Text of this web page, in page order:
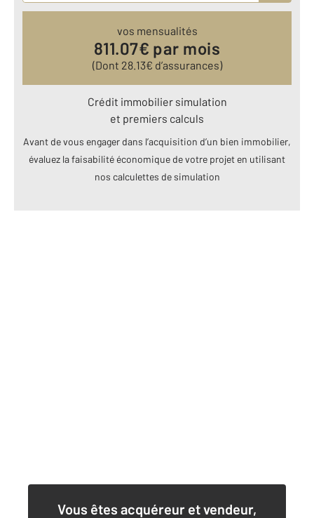
vos mensualités
811.07€ par mois
(Dont 28.13€ d’assurances)
Crédit immobilier simulation
et premiers calculs
Avant de vous engager dans l’acquisition d’un bien immobilier,
évaluez la faisabilité économique de votre projet en utilisant
nos calculettes de simulation
Vous êtes acquéreur et vendeur,